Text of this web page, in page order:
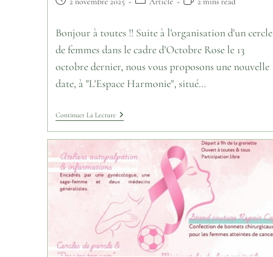
Bonjour à toutes !! Suite à l'organisation d'un cercle
de femmes dans le cadre d'Octobre Rose le 13
octobre dernier, nous vous proposons une nouvelle
date, à "L'Espace Harmonie", situé…
Continuer La Lecture